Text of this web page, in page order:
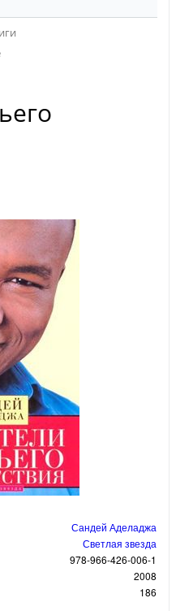
Сандей Аделаджа
Светлая звезда
978-966-426-006-1
2008
186